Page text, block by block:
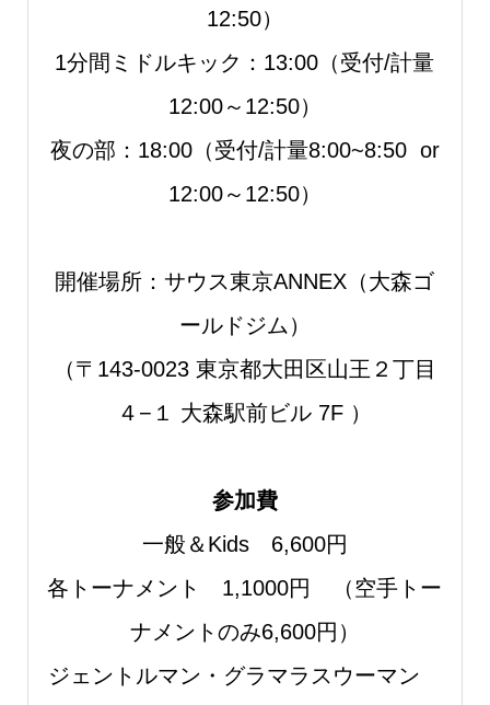
12:50）
1分間ミドルキック：13:00（受付/計量
12:00～12:50）
夜の部：18:00（受付/計量8:00~8:50 or
12:00～12:50）
開催場所：サウス東京ANNEX（大森ゴ
ールドジム）
（〒143-0023 東京都大田区山王２丁目
４−１ 大森駅前ビル 7F ）
参加費
一般＆Kids 6,600円
各トーナメント 1,1000円 （空手トー
ナメントのみ6,600円）
ジェントルマン・グラマラスウーマン